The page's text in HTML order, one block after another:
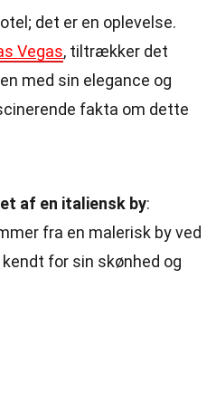
det er en oplevelse.
Vegas, tiltrækker det
med sin elegance og
fakta om dette
af en italiensk by:
fra en malerisk by ved
for sin skønhed og